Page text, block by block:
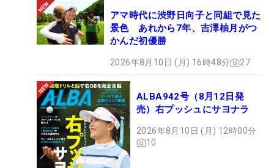
アマ時代に渋野日向子と同組で見た
景色 あれから7年、吉澤柚月がつ
かんだ初優勝
2026年8月10日 (月) 16時48分 27
ALBA942号（8月12日発
売）右プッシュにサヨナラ
2026年8月10日 (月) 12時00分
10